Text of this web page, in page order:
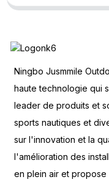
Ningbo Jusmmile
haute technologie qui
leader de produits et
sports nautiques et
sur l'innovation et la
l'amélioration des
en plein air et